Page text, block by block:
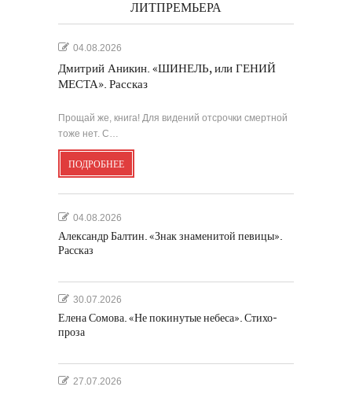
ЛИТПРЕМЬЕРА
04.08.2026
Дмитрий Аникин. «ШИНЕЛЬ, или ГЕНИЙ
МЕСТА». Рассказ
Прощай же, книга! Для видений отсрочки смертной
тоже нет. С…
ПОДРОБНЕЕ
04.08.2026
Александр Балтин. «Знак знаменитой певицы».
Рассказ
30.07.2026
Елена Сомова. «Не покинутые небеса». Стихо-
проза
27.07.2026